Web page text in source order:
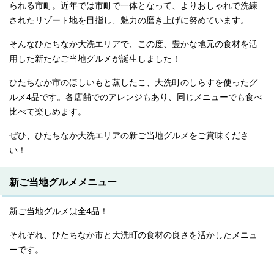
られる市町。近年では市町で一体となって、よりおしゃれで洗練
されたリゾート地を目指し、魅力の磨き上げに努めています。
そんなひたちなか大洗エリアで、この度、豊かな地元の食材を活
用した新たなご当地グルメが誕生しました！
ひたちなか市のほしいもと蒸したこ、大洗町のしらすを使ったグ
ルメ4品です。各店舗でのアレンジもあり、同じメニューでも食べ
比べて楽しめます。
ぜひ、ひたちなか大洗エリアの新ご当地グルメをご賞味くださ
い！
新ご当地グルメメニュー
新ご当地グルメは全4品！
それぞれ、ひたちなか市と大洗町の食材の良さを活かしたメニュ
ーです。